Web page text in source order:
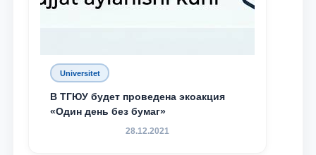
Universitet
В ТГЮУ будет проведена экоакция
«Один день без бумаг»
28.12.2021